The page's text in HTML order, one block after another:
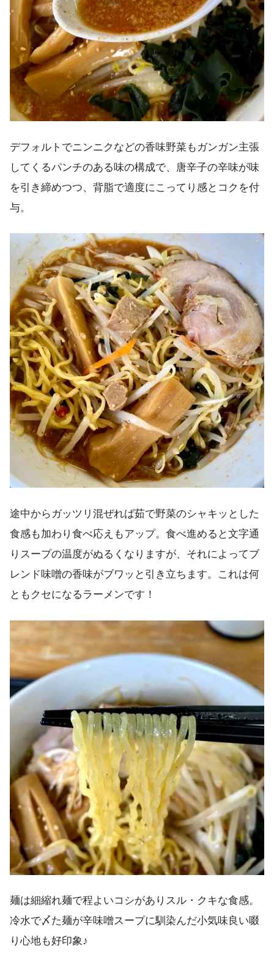
デフォルトでニンニクなどの香味野菜もガンガン主張
してくるパンチのある味の構成で、唐辛子の辛味が味
を引き締めつつ、背脂で適度にこってり感とコクを付
与。
途中からガッツリ混ぜれば茹で野菜のシャキッとした
食感も加わり食べ応えもアップ。食べ進めると文字通
りスープの温度がぬるくなりますが、それによってブ
レンド味噌の香味がブワッと引き立ちます。これは何
ともクセになるラーメンです！
麺は細縮れ麺で程よいコシがありスル・クキな食感。
冷水で〆た麺が辛味噌スープに馴染んだ小気味良い啜
り心地も好印象♪